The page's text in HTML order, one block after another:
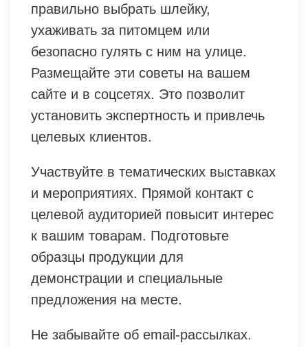
правильно выбрать шлейку,
ухаживать за питомцем или
безопасно гулять с ним на улице.
Размещайте эти советы на вашем
сайте и в соцсетях. Это позволит
установить экспертность и привлечь
целевых клиентов.
Участвуйте в тематических выставках
и мероприятиях. Прямой контакт с
целевой аудиторией повысит интерес
к вашим товарам. Подготовьте
образцы продукции для
демонстрации и специальные
предложения на месте.
Не забывайте об email-рассылках.